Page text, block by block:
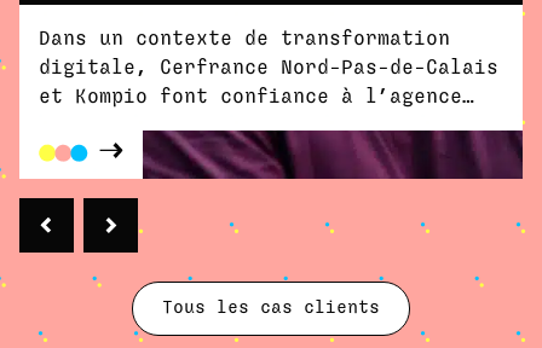
Dans un contexte de transformation
digitale, Cerfrance Nord-Pas-de-Calais
et Kompio font confiance à l’agence
génération de leads.
Tous les cas clients